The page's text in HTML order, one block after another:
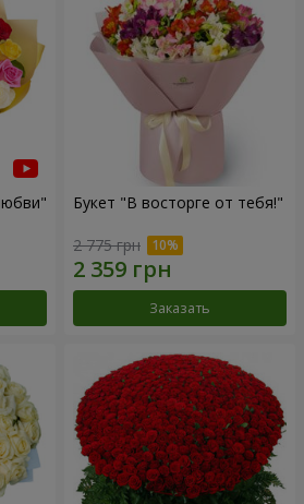
Букет "В восторге от тебя!"
2 775 грн
Заказать